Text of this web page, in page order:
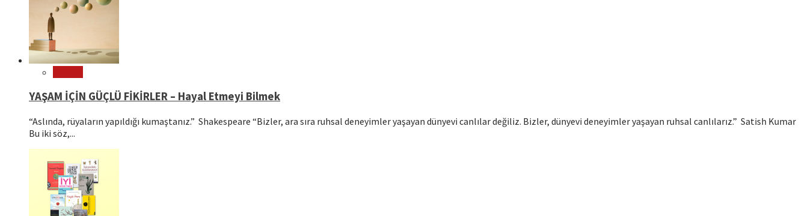
YAŞAM İÇİN GÜÇLÜ FİKİRLER – Hayal Etmeyi Bilmek
“Aslında, rüyaların yapıldığı kumaştanız.” Shakespeare “Bizler, ara sıra ruhsal deneyimler yaşayan dünyevi canlılar değiliz. Bizler, dünyevi deneyimler yaşayan ruhsal canlılarız.” Satish Kumar
Bu iki söz,...